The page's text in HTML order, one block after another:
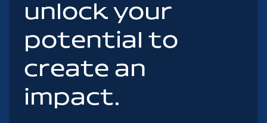
unlock your
potential to
create an
impact.